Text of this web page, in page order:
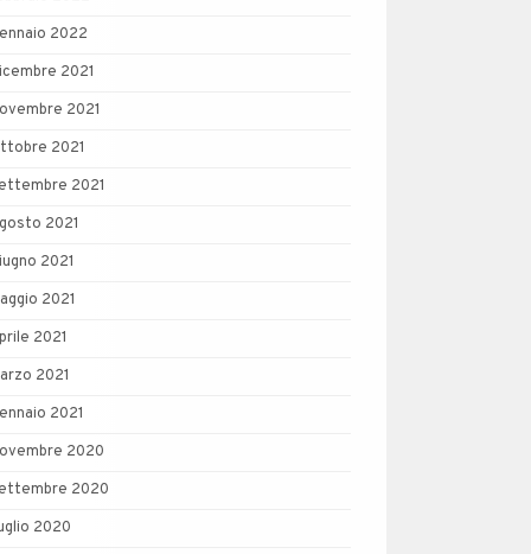
2022
2021
2021
2021
2021
2021
2021
2021
2021
2021
2021
2020
2020
2020